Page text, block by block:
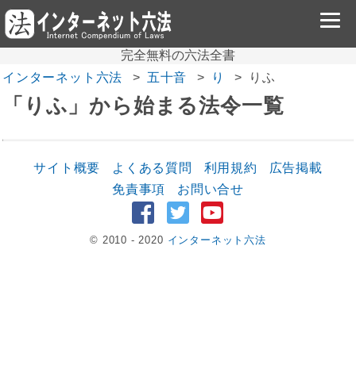
完全無料の六法全書
インターネット六法
五十音 り りふ
「りふ」から始まる法令一覧
サイト概要 よくある質問 利用規約
広告掲載
免責事項
お問い合せ
© 2010 - 2020 インターネット六法